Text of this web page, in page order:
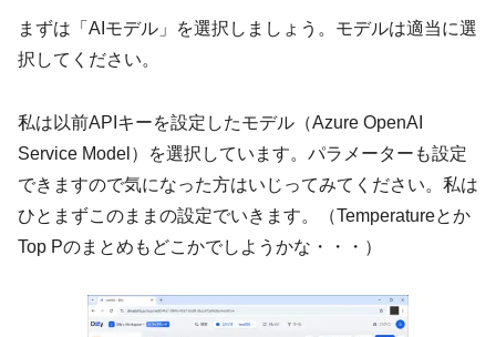
まずは「AIモデル」を選択しましょう。モデルは適当に選
択してください。
私は以前APIキーを設定したモデル（Azure OpenAI
Service Model）を選択しています。パラメーターも設定
できますので気になった方はいじってみてください。私は
ひとまずこのままの設定でいきます。（Temperatureとか
Top Pのまとめもどこかでしようかな・・・）